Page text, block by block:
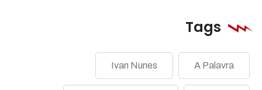
Tags
Ivan Nunes A Palavra